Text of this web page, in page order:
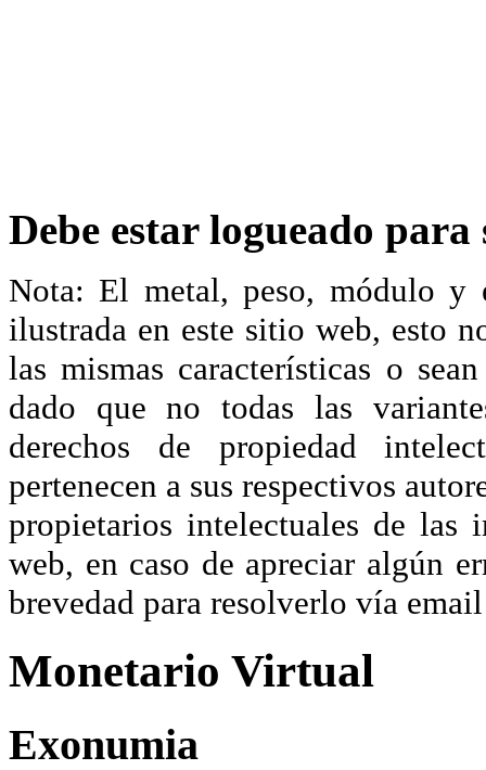
Debe estar logueado
Nota: El metal, peso, módulo y
ilustrada en este sitio web, esto
las mismas características o
dado que no todas las
derechos de propiedad
pertenecen a sus respectivos
propietarios intelectuales de las
web, en caso de apreciar algún
brevedad para resolverlo vía
Monetario Virtual
Exonumia